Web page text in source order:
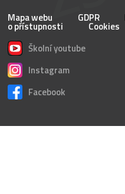
Mapa webu GDPR
o přístupnosti
Cookies
Školní youtube
Instagram
Facebook